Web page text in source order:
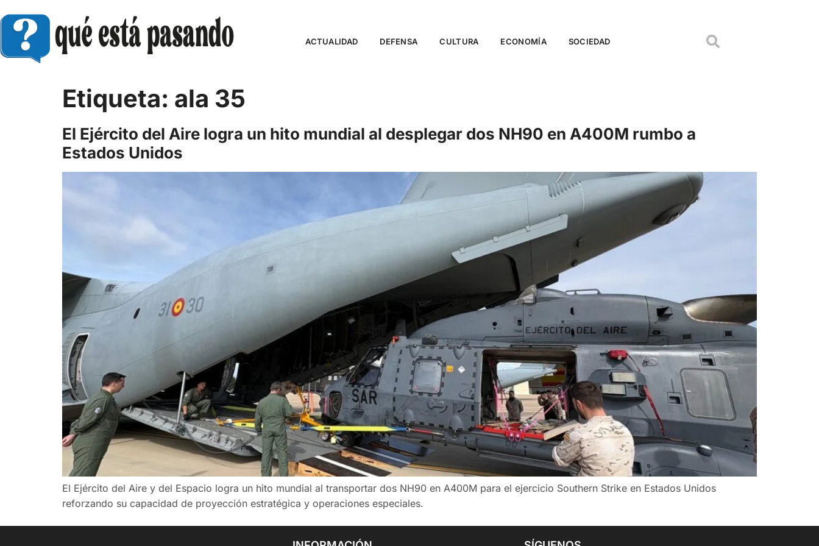
ACTUALIDAD DEFENSA CULTURA ECONOMÍA SOCIEDAD
Etiqueta: ala 35
El Ejército del Aire logra un hito mundial al desplegar dos NH90 en A400M rumbo a
Estados Unidos
El Ejército del Aire y del Espacio logra un hito mundial al transportar dos NH90 en A400M para el ejercicio Southern Strike en Estados Unidos
reforzando su capacidad de proyección estratégica y operaciones especiales.